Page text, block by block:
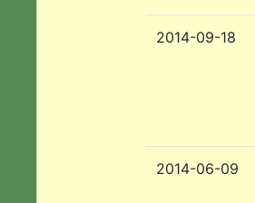
2014-09-18
2014-06-09